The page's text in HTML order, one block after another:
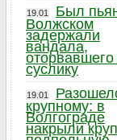
19.01
Был
Волжском
задержали
вандала,
оторвавшего
суслику
19.01
крупному: в
Волгограде
накрыли